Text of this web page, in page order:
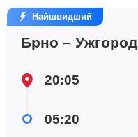
Найшвидший
Брно – Ужгород
20:05
05:20